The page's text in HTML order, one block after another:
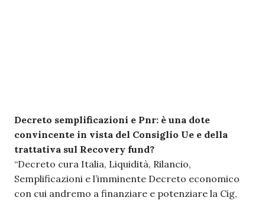
Decreto semplificazioni e Pnr: è una dote
convincente in vista del Consiglio Ue e della
trattativa sul Recovery fund?
“Decreto cura Italia, Liquidità, Rilancio,
Semplificazioni e l’imminente Decreto economico
con cui andremo a finanziare e potenziare la Cig,